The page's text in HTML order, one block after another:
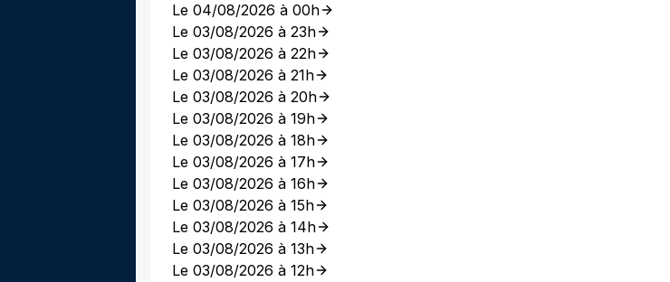
Le 04/08/2026 à 00h
Le 03/08/2026 à 23h
Le 03/08/2026 à 22h
Le 03/08/2026 à 21h
Le 03/08/2026 à 20h
Le 03/08/2026 à 19h
Le 03/08/2026 à 18h
Le 03/08/2026 à 17h
Le 03/08/2026 à 16h
Le 03/08/2026 à 15h
Le 03/08/2026 à 14h
Le 03/08/2026 à 13h
Le 03/08/2026 à 12h